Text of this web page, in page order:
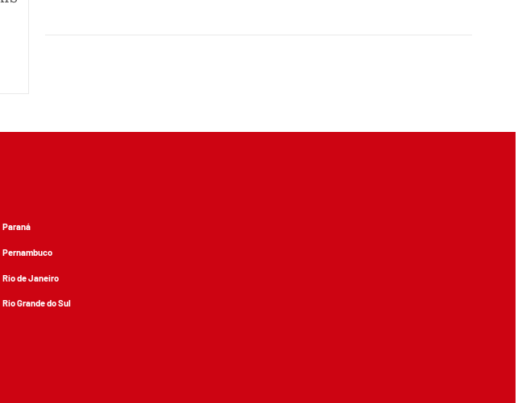
Paraná
Pernambuco
Rio de Janeiro
Rio Grande do Sul